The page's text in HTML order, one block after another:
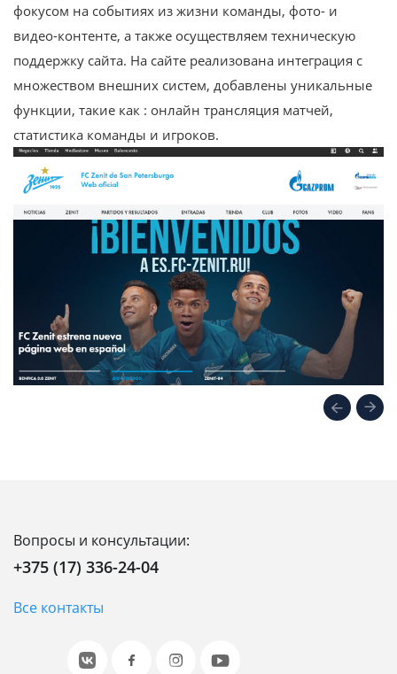
фокусом на событиях из жизни команды, фото- и
видео-контенте, а также осуществляем техническую
поддержку сайта. На сайте реализована интеграция с
множеством внешних систем, добавлены уникальные
функции, такие как : онлайн трансляция матчей,
статистика команды и игроков.
Вопросы и консультации:
+375 (17) 336-24-04
Все контакты